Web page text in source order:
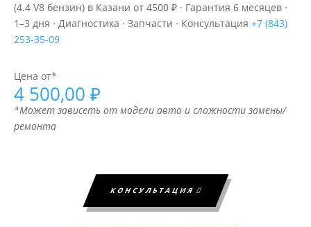
(4.4 V8 бензин) в Казани от 4500 ₽ · Гарантия 6 месяцев ·
1–3 дня · Диагностика · Запчасти · Консультация +7 (843)
253-35-09
Цена от*
4 500,00 ₽
*Может зависеть от модели авто и сложности замены/
ремонта
КОНСУЛЬТАЦИЯ